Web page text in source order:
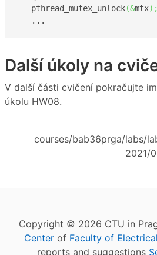
   pthread_mutex_unlock
(&mtx) ;
   ...
Další úkoly na
V další části cvičení pokračujte
úkolu HW08.
courses/bab36prga/labs/
2021/
Copyright © 2026 CTU in
Center of Faculty of
reports and suggestions